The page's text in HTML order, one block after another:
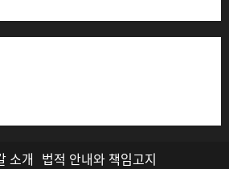
소개 법적 안내와 책임고지